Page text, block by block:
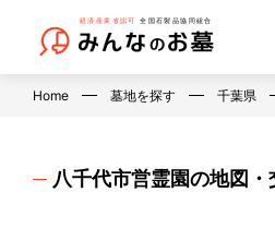
Home 墓地を探す 千葉県
八千代市営霊園の地図・